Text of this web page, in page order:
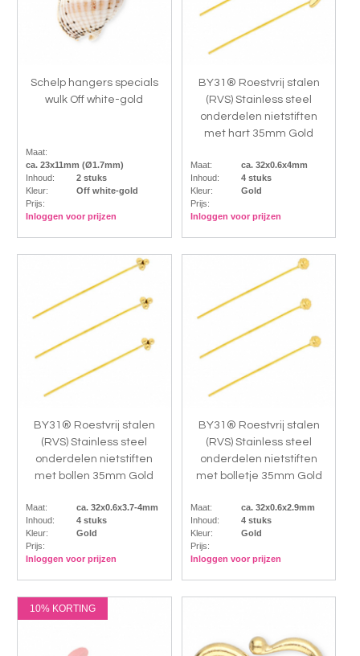
Schelp hangers specials
wulk Off white-gold
Maat:
ca. 23x11mm (Ø1.7mm)
Inhoud:
2 stuks
Kleur:
Off white-gold
Prijs:
Inloggen voor prijzen
BY31® Roestvrij stalen
(RVS) Stainless steel
onderdelen nietstiften
met hart 35mm Gold
Maat:
ca. 32x0.6x4mm
Inhoud:
4 stuks
Kleur:
Gold
Prijs:
Inloggen voor prijzen
BY31® Roestvrij stalen
(RVS) Stainless steel
onderdelen nietstiften
met bollen 35mm Gold
Maat:
ca. 32x0.6x3.7-4mm
Inhoud:
4 stuks
Kleur:
Gold
Prijs:
Inloggen voor prijzen
BY31® Roestvrij stalen
(RVS) Stainless steel
onderdelen nietstiften
met bolletje 35mm Gold
Maat:
ca. 32x0.6x2.9mm
Inhoud:
4 stuks
Kleur:
Gold
Prijs:
Inloggen voor prijzen
10% KORTING